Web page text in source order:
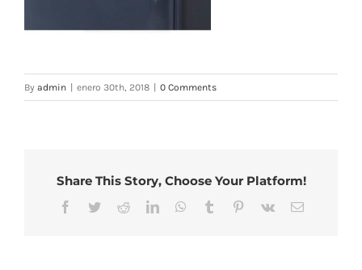
By admin enero 30th, 2018 0 Comments
Share This Story, Choose Your Platform!
Facebook
TwitterRedditLinkedInWhatsApp
Tumblr Pinterest
Vk Email